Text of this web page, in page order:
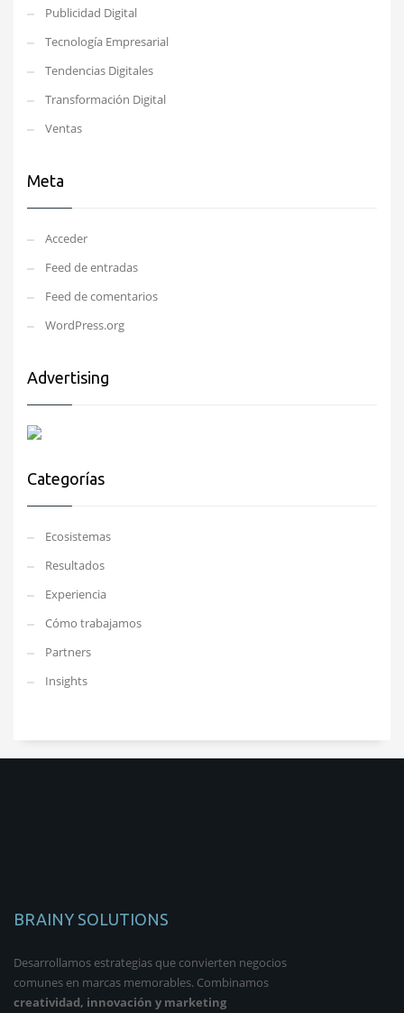
Publicidad Digital
Tecnología Empresarial
Tendencias Digitales
Transformación Digital
Ventas
Meta
Acceder
Feed de entradas
Feed de comentarios
WordPress.org
Advertising
Categorías
Ecosistemas
Resultados
Experiencia
Cómo trabajamos
Partners
Insights
BRAINY SOLUTIONS
Desarrollamos estrategias que convierten negocios
comunes en marcas memorables. Combinamos
creatividad, innovación y marketing